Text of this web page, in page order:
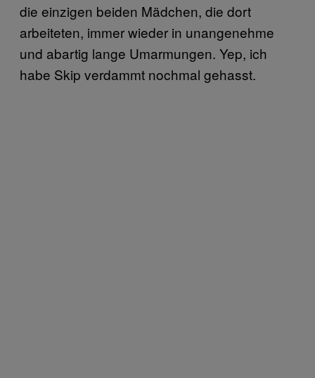
die einzigen beiden Mädchen, die dort
arbeiteten, immer wieder in unangenehme
und abartig lange Umarmungen. Yep, ich
habe Skip verdammt nochmal gehasst.